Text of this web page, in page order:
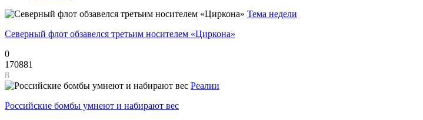
Тема недели
Северный флот обзавелся третьим носителем «Циркона»
0
170881
8
Реалии
Российские бомбы умнеют и набирают вес